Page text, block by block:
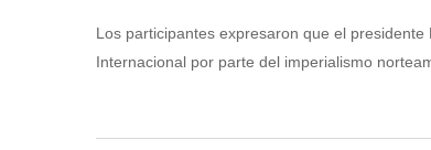
Los participantes expresaron que el
Internacional por parte del imperialismo